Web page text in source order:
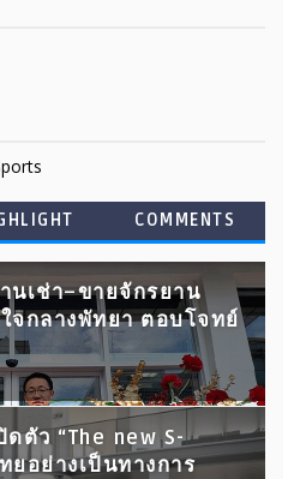
COMMENTS
นเช่า–ขายจักรยาน
ใจกลางพัทยา ตอบโจทย์
ดตัว “The new S-
ยอย่างเป็นทางการ